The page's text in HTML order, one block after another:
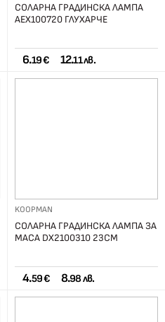
СОЛАРНА ГРАДИНСКА ЛАМПА
AEX100720 ГЛУХАРЧЕ
6.19 € 12.11 лв.
KOOPMAN
СОЛАРНА ГРАДИНСКА ЛАМПА ЗА
МАСА DX2100310 23СМ
4.59 € 8.98 лв.